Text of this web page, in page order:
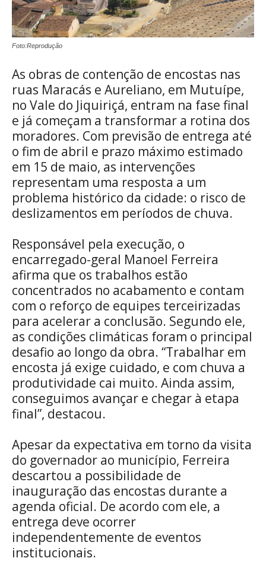
Foto:Reprodução
As obras de contenção de encostas nas
ruas Maracás e Aureliano, em Mutuípe,
no Vale do Jiquiriçá, entram na fase final
e já começam a transformar a rotina dos
moradores. Com previsão de entrega até
o fim de abril e prazo máximo estimado
em 15 de maio, as intervenções
representam uma resposta a um
problema histórico da cidade: o risco de
deslizamentos em períodos de chuva.
Responsável pela execução, o
encarregado-geral Manoel Ferreira
afirma que os trabalhos estão
concentrados no acabamento e contam
com o reforço de equipes terceirizadas
para acelerar a conclusão. Segundo ele,
as condições climáticas foram o principal
desafio ao longo da obra. “Trabalhar em
encosta já exige cuidado, e com chuva a
produtividade cai muito. Ainda assim,
conseguimos avançar e chegar à etapa
final”, destacou.
Apesar da expectativa em torno da visita
do governador ao município, Ferreira
descartou a possibilidade de
inauguração das encostas durante a
agenda oficial. De acordo com ele, a
entrega deve ocorrer
independentemente de eventos
institucionais.